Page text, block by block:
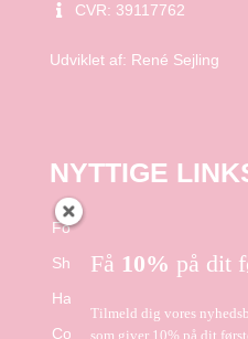
CVR: 39117762
Udviklet af: René Sejling
NYTTIGE
Forside
Shop
Handelsbetingelser
Cookie- og Privatlivspolitik
Få 10% på dit
Tilmeld dig vores
som giver 10% på dit